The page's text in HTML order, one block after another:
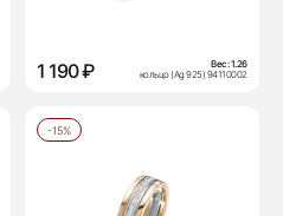
1 190 ₽ Вес:1.26
кольцо (Ag 925) 94110002
-15%